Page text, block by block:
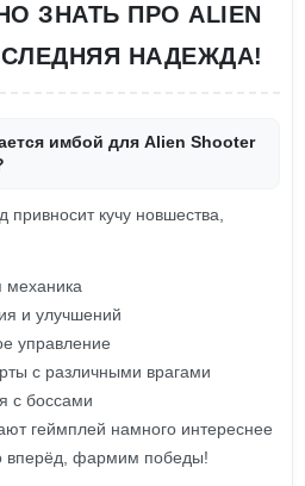
ЗНАТЬ ПРО ALIEN
НАДЕЖДА!
имбой для Alien Shooter
привносит кучу новшества,
механика
и улучшений
управление
с различными врагами
с боссами
геймплей намного интереснее
вперёд, фармим победы!